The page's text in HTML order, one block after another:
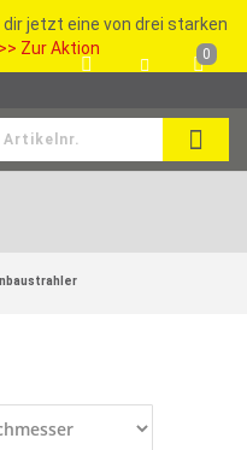
dir jetzt eine von drei starken
>> Zur Aktion 0